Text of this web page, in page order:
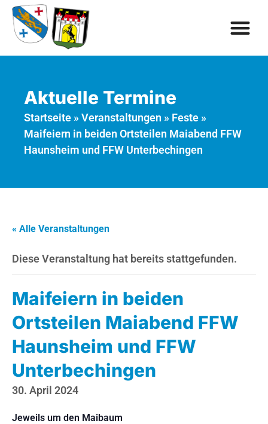
Aktuelle Termine
Startseite » Veranstaltungen » Feste »
Maifeiern in beiden Ortsteilen Maiabend FFW
Haunsheim und FFW Unterbechingen
« Alle Veranstaltungen
Diese Veranstaltung hat bereits stattgefunden.
Maifeiern in beiden
Ortsteilen Maiabend FFW
Haunsheim und FFW
Unterbechingen
30. April 2024
Jeweils um den Maibaum